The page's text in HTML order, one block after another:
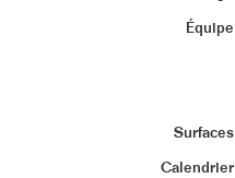
Équipe
Surfaces
Calendrier